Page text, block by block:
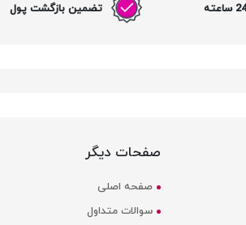
تضمین بازگشت پول
صفحات دیگر
صفحه اصلی
سوالات متداول